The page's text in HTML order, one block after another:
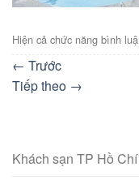
Hiện cả chức năng bình
← Trước
Tiếp theo →
Khách sạn TP Hồ